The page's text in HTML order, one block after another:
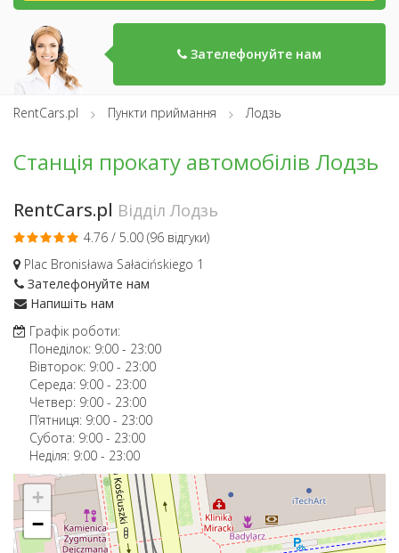
Зателефонуйте нам
RentCars.pl Пункти приймання Лодзь
Станція прокату автомобілів Лодзь
RentCars.pl Відділ Лодзь
4.76 / 5.00 (96 відгуки)
Plac Bronisława Sałacińskiego 1
Зателефонуйте нам
Напишіть нам
Графік роботи:
Понеділок: 9:00 - 23:00
Вівторок: 9:00 - 23:00
Середа: 9:00 - 23:00
Четвер: 9:00 - 23:00
П’ятниця: 9:00 - 23:00
Субота: 9:00 - 23:00
Неділя: 9:00 - 23:00
+
−